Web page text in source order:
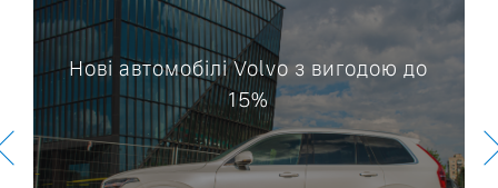
Нові автомобілі Volvo з вигодою до
15%